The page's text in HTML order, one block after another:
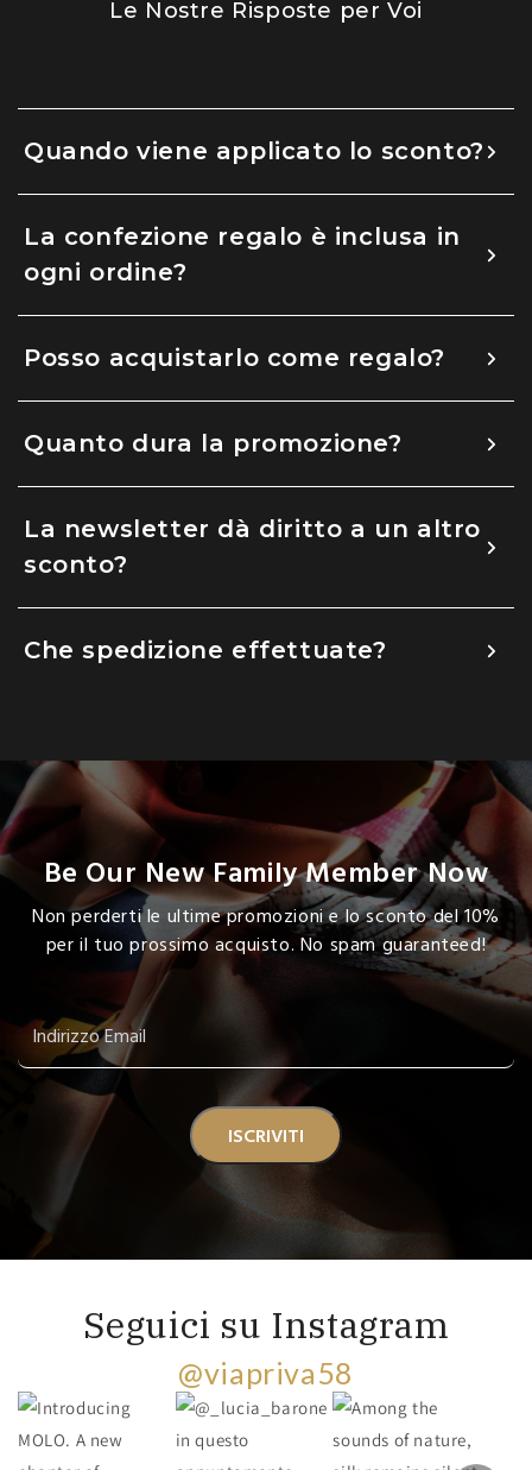
Le Nostre Risposte per Voi
Quando viene applicato lo sconto?
La confezione regalo è inclusa in
ogni ordine?
Posso acquistarlo come regalo?
Quanto dura la promozione?
La newsletter dà diritto a un altro
sconto?
Che spedizione effettuate?
Be Our New Family Member Now
Non perderti le ultime promozioni e lo sconto del 10%
per il tuo prossimo acquisto. No spam guaranteed!
ISCRIVITI
Seguici su Instagram
@viapriva58
Section heading
Section description